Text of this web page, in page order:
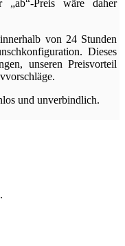
„ab“-Preis wäre daher
von 24 Stunden
Dieses
unseren Preisvorteil
und unverbindlich.